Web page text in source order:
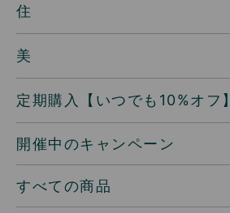
住
美
定期購入【いつでも10%オフ】
開催中のキャンペーン
すべての商品